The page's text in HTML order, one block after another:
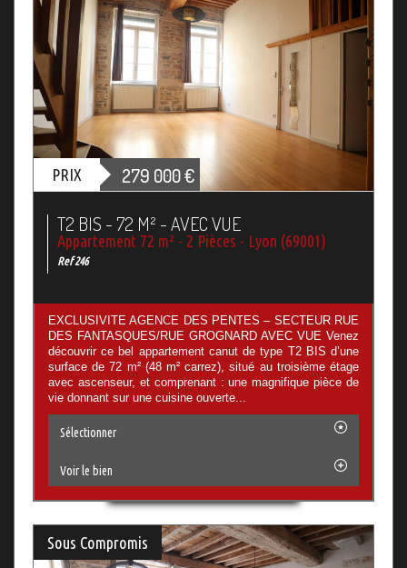
PRIX 279 000€
T2 BIS - 72 M² - AVEC VUE
Appartement 72 m² - 2 Pièces - Lyon (69001)
Ref 246
EXCLUSIVITE AGENCE DES PENTES – SECTEUR RUE
DES FANTASQUES/RUE GROGNARD AVEC VUE Venez
découvrir ce bel appartement canut de type T2 BIS d’une
surface de 72 m² (48 m² carrez), situé au troisième étage
avec ascenseur, et comprenant : une magnifique pièce de
vie donnant sur une cuisine ouverte...
Sélectionner
Voir le bien
Sous Compromis